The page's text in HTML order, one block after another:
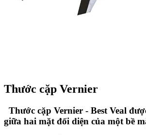
Thước cặp Vernier
Thước cặp Vernier - Best Veal
giữa hai mặt đối diện của một bề